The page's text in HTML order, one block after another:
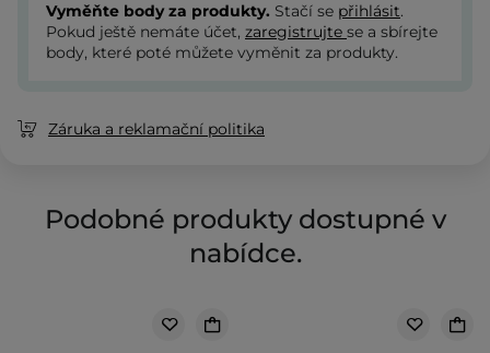
Vyměňte body za produkty. Stačí se přihlásit.
Pokud ještě nemáte účet, zaregistrujte se a sbírejte
body, které poté můžete vyměnit za produkty.
Záruka a reklamační politika
Podobné produkty dostupné v
nabídce.